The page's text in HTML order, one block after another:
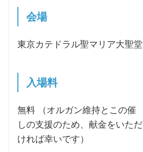
オルガンメディテーション
交通・アクセス
ご利用にあたって
会場
東京カテドラル聖マリア大聖堂
入場料
無料 （オルガン維持とこの催
しの支援のため、献金をいただ
ければ幸いです）